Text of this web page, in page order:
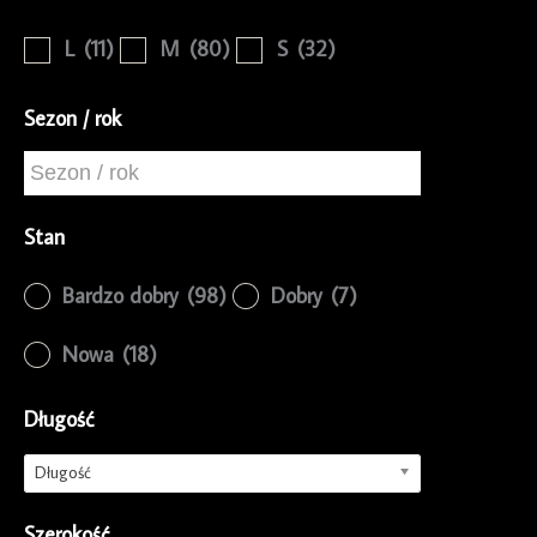
L (11) M (80) S (32)
Sezon / rok
Stan
Bardzo dobry (98) Dobry (7)
Nowa (18)
Długość
Długość